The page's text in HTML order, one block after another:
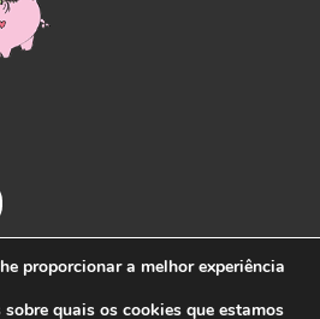
proporcionar a melhor experiência
quais os cookies que estamos